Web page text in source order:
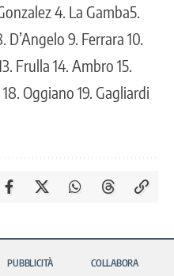
4. La Gamba5.
9. Ferrara 10.
Frulla 14. Ambro 15.
Oggiano 19. Gagliardi
PUBBLICITÀ COLLABORA